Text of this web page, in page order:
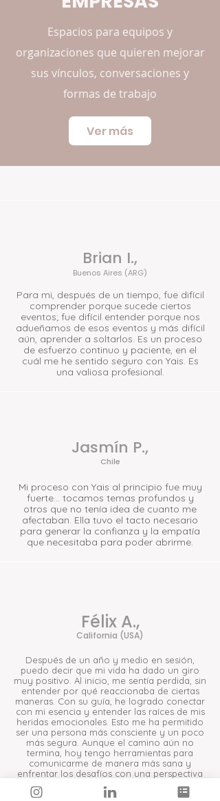
Espacios para equipos y
organizaciones que quieren mejorar
sus vínculos, conversaciones y
formas de trabajo
Ver más
Brian I.,
Buenos Aires (ARG)
Para mi, después de un tiempo, fue difícil
comprender porque sucede ciertos
eventos; fue difícil entender porque nos
adueñamos de esos eventos y más difícil
aún, aprender a soltarlos. Es un proceso
de esfuerzo continuo y paciente, en el
cuál me he sentido seguro con Yais. Es
una valiosa profesional.
Jasmín P.,
Chile
Mi proceso con Yais al principio fue muy
fuerte… tocamos temas profundos y
otros que no tenía idea de cuanto me
afectaban. Ella tuvo el tacto necesario
para generar la confianza y la empatía
que necesitaba para poder abrirme.
Félix A.,
California (USA)
Después de un año y medio en sesión,
puedo decir que mi vida ha dado un giro
muy positivo. Al inicio, me sentía perdida, sin
entender por qué reaccionaba de ciertas
maneras. ​Con su guía, he logrado conectar
con mi esencia y entender las raíces de mis
heridas emocionales. Esto me ha permitido
ser una persona más consciente y un poco
más segura. Aunque el camino aún no
termina, hoy tengo herramientas para
comunicarme de manera más sana y
enfrentar los desafíos con una perspectiva
diferente.